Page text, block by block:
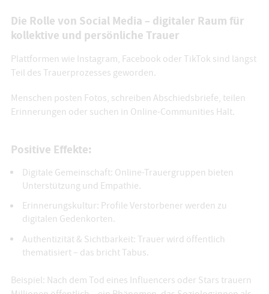
Die Rolle von Social Media – digitaler Raum für
kollektive und persönliche Trauer
Plattformen wie Instagram, Facebook oder TikTok sind längst
Teil des Trauerprozesses geworden.
Menschen posten Fotos, schreiben Abschiedsbriefe, teilen
Erinnerungen oder suchen in Online-Communities Halt.
Positive Effekte:
Digitale Gemeinschaft: Online-Trauergruppen bieten
Unterstützung und Empathie.
Erinnerungskultur: Profile Verstorbener werden zu
digitalen Gedenkorten.
Authentizität & Sichtbarkeit: Trauer wird öffentlich
thematisiert – das bricht Tabus.
Beispiel: Nach dem Tod eines Influencers oder Stars trauern